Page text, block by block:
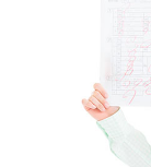
筑後地区の高校
筑後地区の大学